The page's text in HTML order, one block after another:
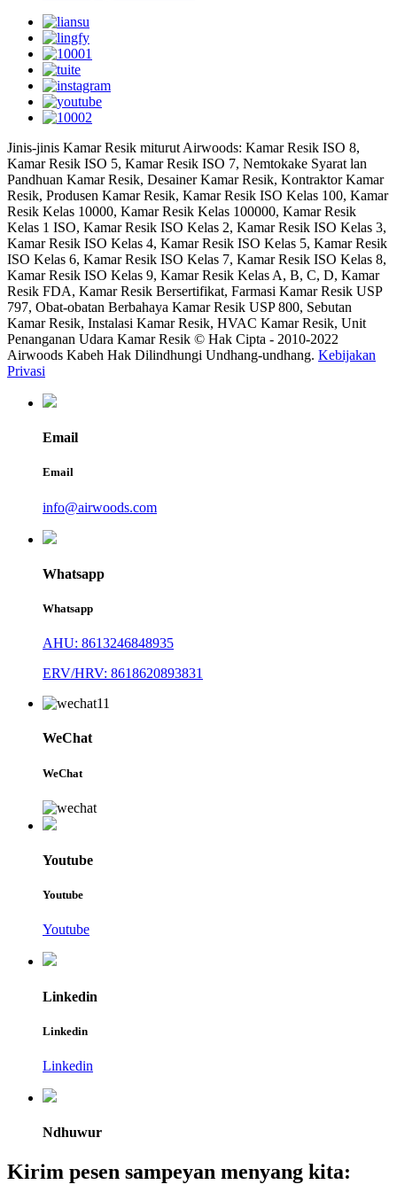
Jinis-jinis Kamar Resik miturut Airwoods: Kamar Resik ISO 8,
Kamar Resik ISO 5, Kamar Resik ISO 7, Nemtokake Syarat lan
Pandhuan Kamar Resik, Desainer Kamar Resik, Kontraktor Kamar
Resik, Produsen Kamar Resik, Kamar Resik ISO Kelas 100, Kamar
Resik Kelas 10000, Kamar Resik Kelas 100000, Kamar Resik
Kelas 1 ISO, Kamar Resik ISO Kelas 2, Kamar Resik ISO Kelas 3,
Kamar Resik ISO Kelas 4, Kamar Resik ISO Kelas 5, Kamar Resik
ISO Kelas 6, Kamar Resik ISO Kelas 7, Kamar Resik ISO Kelas 8,
Kamar Resik ISO Kelas 9, Kamar Resik Kelas A, B, C, D, Kamar
Resik FDA, Kamar Resik Bersertifikat, Farmasi Kamar Resik USP
797, Obat-obatan Berbahaya Kamar Resik USP 800, Sebutan
Kamar Resik, Instalasi Kamar Resik, HVAC Kamar Resik, Unit
Penanganan Udara Kamar Resik © Hak Cipta - 2010-2022
Airwoods Kabeh Hak Dilindhungi Undhang-undhang. Kebijakan
Privasi
Email
Email
info@airwoods.com
Whatsapp
Whatsapp
AHU: 8613246848935
ERV/HRV: 8618620893831
WeChat
WeChat
Youtube
Youtube
Youtube
Linkedin
Linkedin
Linkedin
Ndhuwur
Kirim pesen sampeyan menyang kita: